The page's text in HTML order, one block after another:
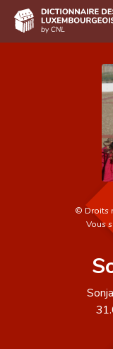
Recherche
Foire aux
Équipe
© Droits
Vous